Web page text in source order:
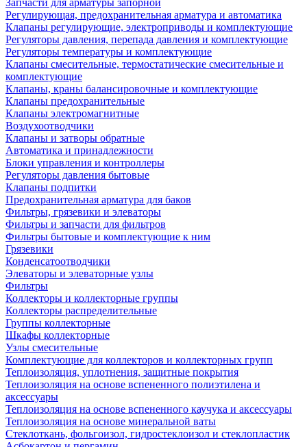
Запчасти для арматуры запорной
Регулирующая, предохранительная арматура и автоматика
Клапаны регулирующие, электроприводы и комплектующие
Регуляторы давления, перепада давления и комплектующие
Регуляторы температуры и комплектующие
Клапаны смесительные, термостатические смесительные и
комплектующие
Клапаны, краны балансировочные и комплектующие
Клапаны предохранительные
Клапаны электромагнитные
Воздухоотводчики
Клапаны и затворы обратные
Автоматика и принадлежности
Блоки управления и контроллеры
Регуляторы давления бытовые
Клапаны подпитки
Предохранительная арматура для баков
Фильтры, грязевики и элеваторы
Фильтры и запчасти для фильтров
Фильтры бытовые и комплектующие к ним
Грязевики
Конденсатоотводчики
Элеваторы и элеваторные узлы
Фильтры
Коллекторы и коллекторные группы
Коллекторы распределительные
Группы коллекторные
Шкафы коллекторные
Узлы смесительные
Комплектующие для коллекторов и коллекторных групп
Теплоизоляция, уплотнения, защитные покрытия
Теплоизоляция на основе вспененного полиэтилена и
аксессуары
Теплоизоляция на основе вспененного каучука и аксессуары
Теплоизоляция на основе минеральной ваты
Стеклоткань, фольгоизол, гидростеклоизол и стеклопластик